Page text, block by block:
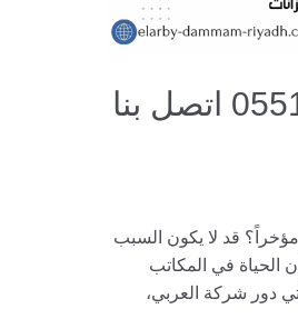
صيانة مكائن القهوة بحائل – 0551154864 اتصل بنا
قد لا يكون السبب
الحياة في المكاتب
دور شركة العربي،